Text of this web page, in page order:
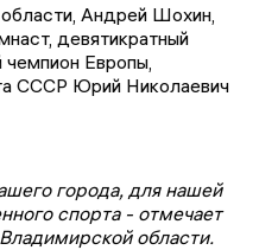
Андрей Шохин,
девятикратный
Европы,
СССР Юрий Николаевич
города, для нашей
спорта - отмечает
области.